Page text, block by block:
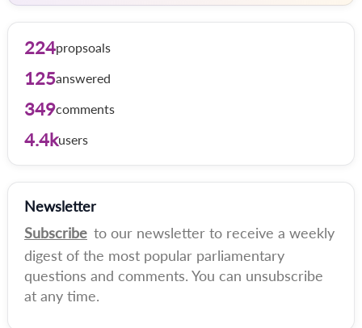
224propsoals
125answered
349comments
4.4kusers
Newsletter
Subscribe to our newsletter to receive a weekly
digest of the most popular parliamentary
questions and comments. You can unsubscribe
at any time.